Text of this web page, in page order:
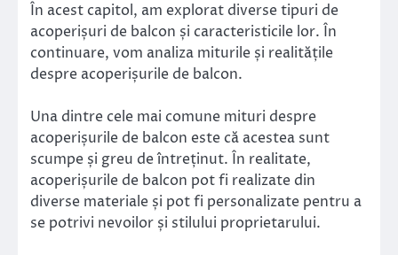
În acest capitol, am explorat diverse tipuri de
acoperișuri de balcon și caracteristicile lor. În
continuare, vom analiza miturile și realitățile
despre acoperișurile de balcon.
Una dintre cele mai comune mituri despre
acoperișurile de balcon este că acestea sunt
scumpe și greu de întreținut. În realitate,
acoperișurile de balcon pot fi realizate din
diverse materiale și pot fi personalizate pentru a
se potrivi nevoilor și stilului proprietarului.